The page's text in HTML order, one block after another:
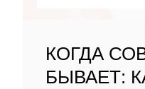
КОГДА
БЫВАЕТ: